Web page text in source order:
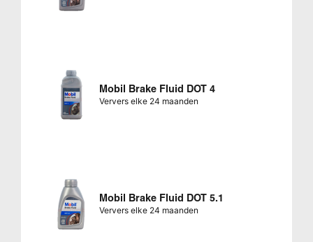
Mobil Brake Fluid DOT 4
Ververs elke 24 maanden
Mobil Brake Fluid DOT 5.1
Ververs elke 24 maanden